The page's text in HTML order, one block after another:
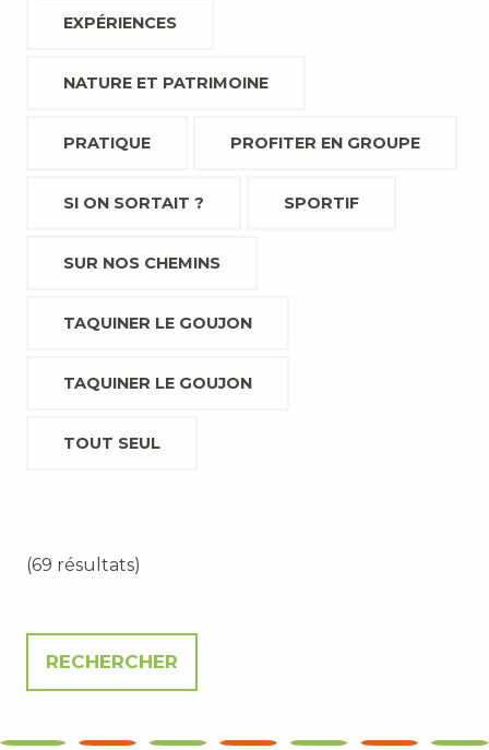
EXPÉRIENCES
NATURE ET PATRIMOINE
PRATIQUE PROFITER EN GROUPE
SI ON SORTAIT ? SPORTIF
SUR NOS CHEMINS
TAQUINER LE GOUJON
TAQUINER LE GOUJON
TOUT SEUL
(69 résultats)